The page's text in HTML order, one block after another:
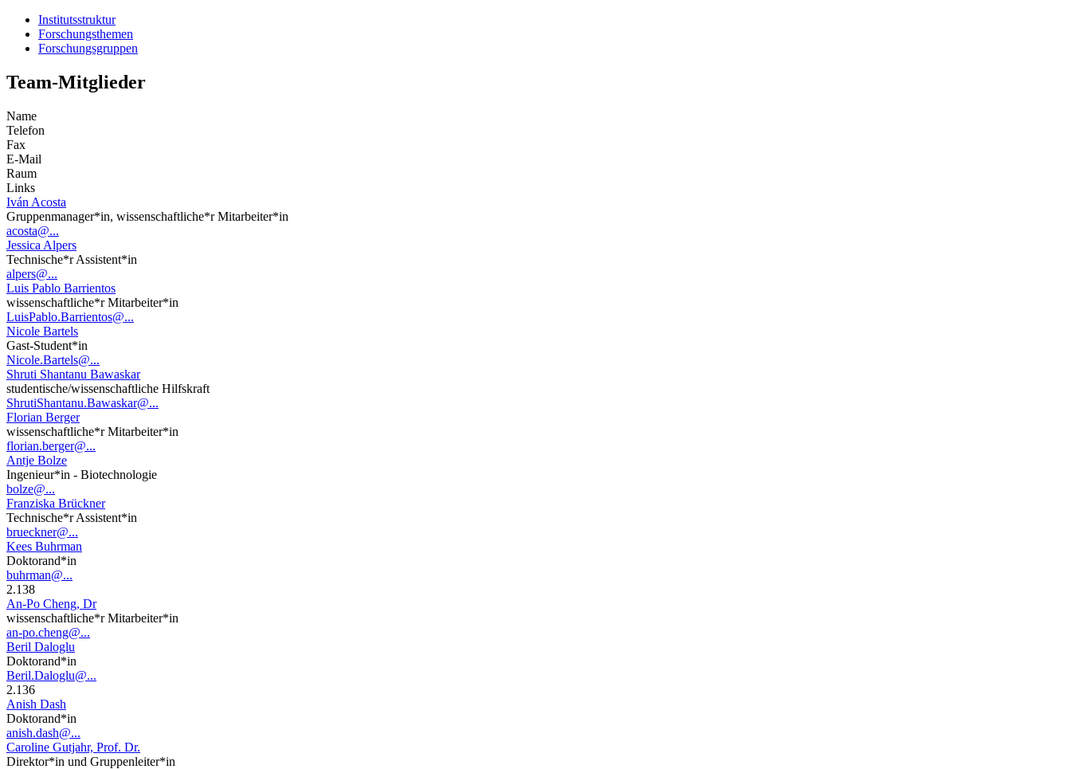
Institutsstruktur
Forschungsthemen
Forschungsgruppen
Team-Mitglieder
Name
Telefon
Fax
E-Mail
Raum
Links
Iván Acosta
Gruppenmanager*in, wissenschaftliche*r Mitarbeiter*in
acosta@...
Jessica Alpers
Technische*r Assistent*in
alpers@...
Luis Pablo Barrientos
wissenschaftliche*r Mitarbeiter*in
LuisPablo.Barrientos@...
Nicole Bartels
Gast-Student*in
Nicole.Bartels@...
Shruti Shantanu Bawaskar
studentische/wissenschaftliche Hilfskraft
ShrutiShantanu.Bawaskar@...
Florian Berger
wissenschaftliche*r Mitarbeiter*in
florian.berger@...
Antje Bolze
Ingenieur*in - Biotechnologie
bolze@...
Franziska Brückner
Technische*r Assistent*in
brueckner@...
Kees Buhrman
Doktorand*in
buhrman@...
2.138
An-Po Cheng, Dr
wissenschaftliche*r Mitarbeiter*in
an-po.cheng@...
Beril Daloglu
Doktorand*in
Beril.Daloglu@...
2.136
Anish Dash
Doktorand*in
anish.dash@...
Caroline Gutjahr, Prof. Dr.
Direktor*in und Gruppenleiter*in